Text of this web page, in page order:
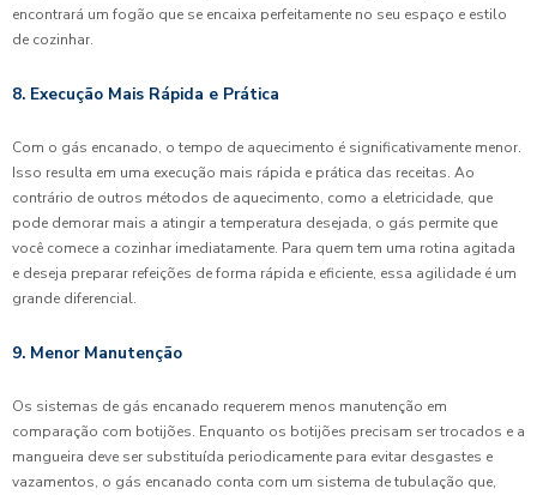
encontrará um fogão que se encaixa perfeitamente no seu espaço e estilo
de cozinhar.
8. Execução Mais Rápida e Prática
Com o gás encanado, o tempo de aquecimento é significativamente menor.
Isso resulta em uma execução mais rápida e prática das receitas. Ao
contrário de outros métodos de aquecimento, como a eletricidade, que
pode demorar mais a atingir a temperatura desejada, o gás permite que
você comece a cozinhar imediatamente. Para quem tem uma rotina agitada
e deseja preparar refeições de forma rápida e eficiente, essa agilidade é um
grande diferencial.
9. Menor Manutenção
Os sistemas de gás encanado requerem menos manutenção em
comparação com botijões. Enquanto os botijões precisam ser trocados e a
mangueira deve ser substituída periodicamente para evitar desgastes e
vazamentos, o gás encanado conta com um sistema de tubulação que,